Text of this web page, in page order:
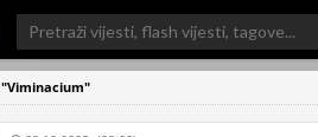
Search
for:
"Viminacium"